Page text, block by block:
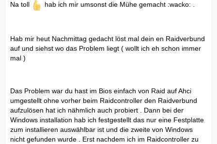
Na toll hab ich mir umsonst die Mühe gemacht :wacko: .
Hab mir heut Nachmittag gedacht löst mal dein en Raidverbund
auf und siehst wo das Problem liegt ( wollt ich eh schon immer
mal )
Das Problem war du hast im Bios einfach von Raid auf Ahci
umgestellt ohne vorher beim Raidcontroller den Raidverbund
aufzulösen hat ich nähmlich auch probiert . Dann bei der
Windows installation hab ich festgestellt das nur eine Festplatte
zum installieren auswählbar ist und die zweite von Windows
nicht gefunden wurde . Erst nachdem ich im Raidcontroller zu